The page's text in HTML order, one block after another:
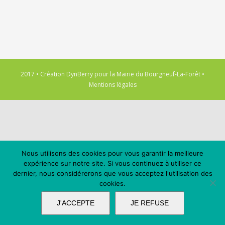
2017 • Création DynBerry pour la Mairie du Bourgneuf-La-Forêt •
Mentions légales
Nous utilisons des cookies pour vous garantir la meilleure
expérience sur notre site. Si vous continuez à utiliser ce
dernier, nous considérerons que vous acceptez l'utilisation des
cookies.
J'ACCEPTE JE REFUSE